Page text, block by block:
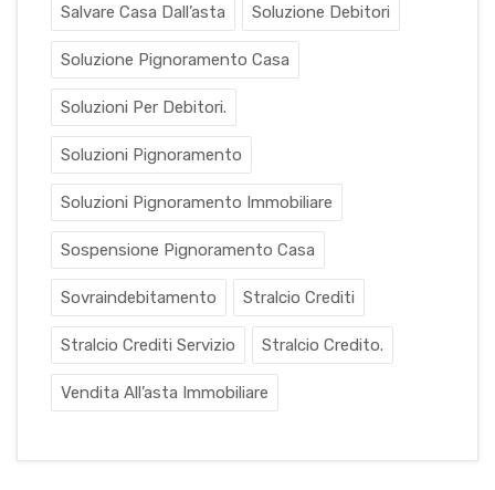
Salvare Casa Dall’asta Soluzione Debitori
Soluzione Pignoramento Casa
Soluzioni Per Debitori.
Soluzioni Pignoramento
Soluzioni Pignoramento Immobiliare
Sospensione Pignoramento Casa
Sovraindebitamento Stralcio Crediti
Stralcio Crediti Servizio Stralcio Credito.
Vendita All’asta Immobiliare